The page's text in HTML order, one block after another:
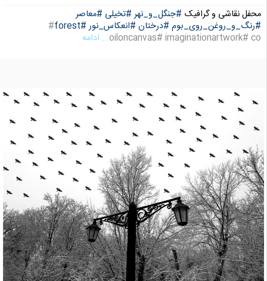
محفل نقاشی و گرافیک #جنگل_و_نهر #تخیلی #معاصر
#رنگ_و_روغن_روی_بوم #درختان #انعکاس_نور #forest
#
oiloncanvas# imaginationartwork# co... ادامه